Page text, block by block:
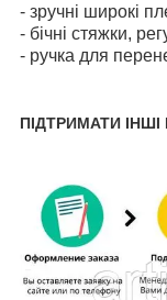
- зручні широкі
- бічні стяжки,
- ручка для
ПІДТРИМАТИ